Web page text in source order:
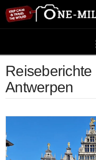
Antwerpen